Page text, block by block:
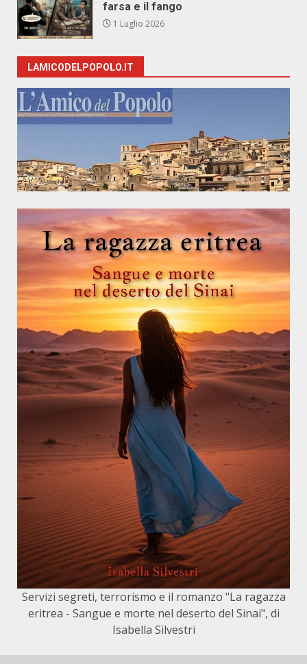
farsa e il fango
1 Luglio 2026
LAMICODELPOPOLO.IT
Servizi segreti, terrorismo e il romanzo "La ragazza
eritrea - Sangue e morte nel deserto del Sinai", di
Isabella Silvestri